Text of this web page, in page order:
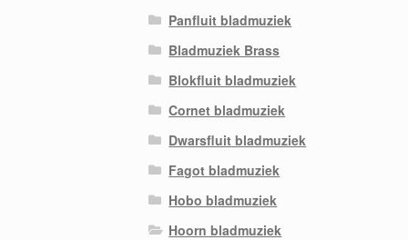
Panfluit bladmuziek
Bladmuziek Brass
Blokfluit bladmuziek
Cornet bladmuziek
Dwarsfluit bladmuziek
Fagot bladmuziek
Hobo bladmuziek
Hoorn bladmuziek